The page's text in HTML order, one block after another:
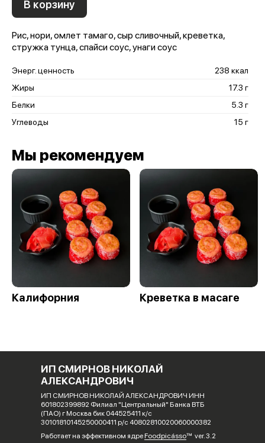
В корзину
Рис, нори, омлет тамаго, сыр сливочный, креветка,
стружка тунца, спайси соус, унаги соус
Энерг. ценность
238 ккал
Жиры
17.3 г
Белки
5.3 г
Углеводы
15 г
Мы рекомендуем
Калифорния Креветка в масаге
ИП СМИРНОВ НИКОЛАЙ
АЛЕКСАНДРОВИЧ
ИП СМИРНОВ НИКОЛАЙ АЛЕКСАНДРОВИЧ ИНН
601802399892 Филиал "Центральный" Банка ВТБ
(ПАО) г Москва бик 044525411 к/с
30101810145250000411 р/с 40802810020060000382
Работает на эффективном ядре Foodpicássover. 3.2